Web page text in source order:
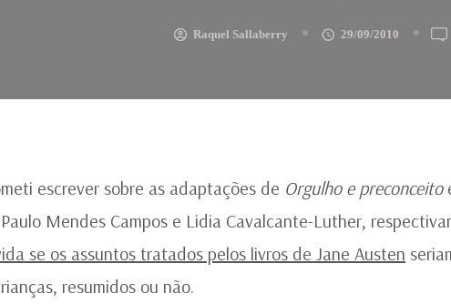
Raquel Sallaberry 29/09/2010
escrever sobre as adaptações de Orgulho e preconceito
Mendes Campos e Lidia Cavalcante-Luther,
se os assuntos tratados pelos livros de Jane Austen
resumidos ou não.